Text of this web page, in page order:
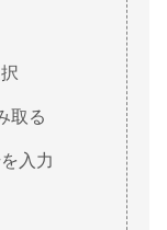
取る
入力